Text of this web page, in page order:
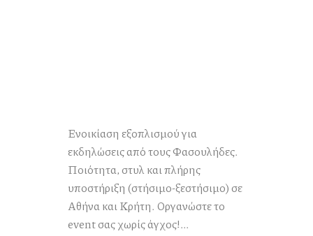
Ενοικίαση εξοπλισμού για
εκδηλώσεις από τους Φασουλήδες.
Ποιότητα, στυλ και πλήρης
υποστήριξη (στήσιμο-ξεστήσιμο) σε
Αθήνα και Κρήτη. Οργανώστε το
event σας χωρίς άγχος!...